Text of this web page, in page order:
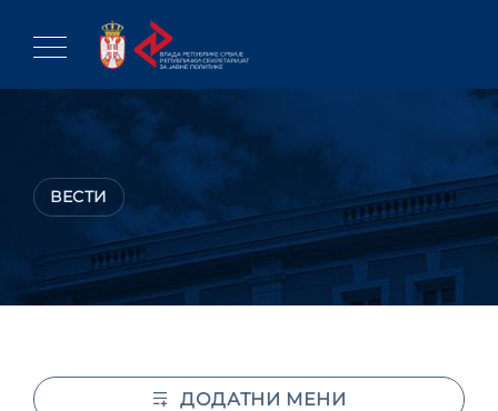
content
ВЕСТИ
ДОДАТНИ МЕНИ